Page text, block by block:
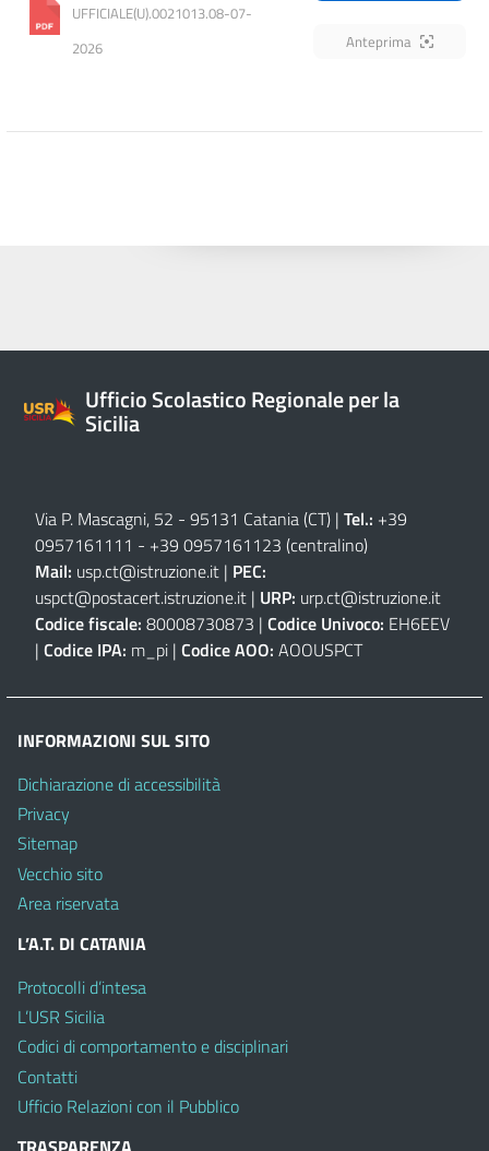
UFFICIALE(U).0021013.08-07-
2026
Anteprima
Ufficio Scolastico Regionale per la
Sicilia
Via P. Mascagni, 52 - 95131 Catania (CT) | Tel.: +39
0957161111 - +39 0957161123 (centralino)
Mail: usp.ct@istruzione.it | PEC:
uspct@postacert.istruzione.it | URP: urp.ct@istruzione.it
Codice fiscale: 80008730873 | Codice Univoco: EH6EEV
| Codice IPA: m_pi | Codice AOO: AOOUSPCT
INFORMAZIONI SUL SITO
Dichiarazione di accessibilità
Privacy
Sitemap
Vecchio sito
Area riservata
L’A.T. DI CATANIA
Protocolli d’intesa
L’USR Sicilia
Codici di comportamento e disciplinari
Contatti
Ufficio Relazioni con il Pubblico